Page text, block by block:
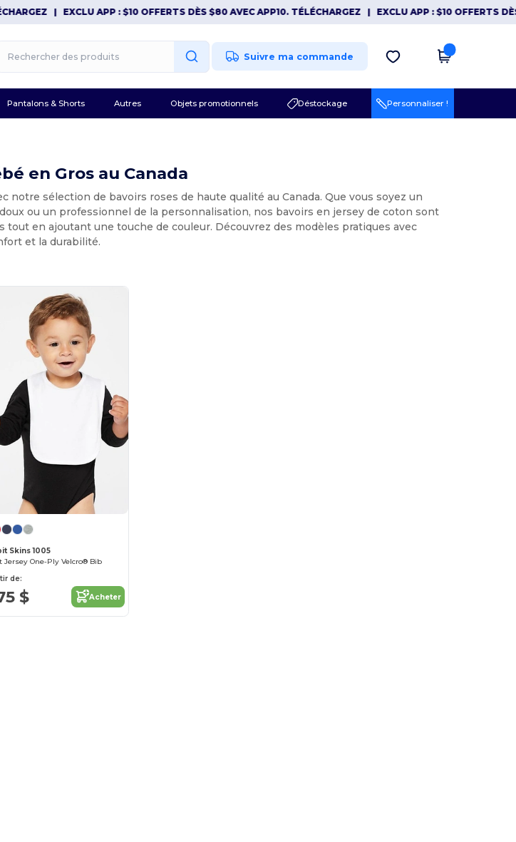
| EXCLU APP : $10 OFFERTS DÈS $80 AVEC APP10. TÉLÉCHARGEZ| EXCLU APP : $10 OFFERTS DÈS
Suivre ma commande
Pantalons & Shorts Autres Objets promotionnels Déstockage Personnaliser !
en Gros au Canada
notre sélection de bavoirs roses de haute qualité au Canada. Que vous soyez un
ou un professionnel de la personnalisation, nos bavoirs en jersey de coton sont
en ajoutant une touche de couleur. Découvrez des modèles pratiques avec
et la durabilité.
Skins 1005
Jersey One-Ply Velcro® Bib
de:
$ Acheter